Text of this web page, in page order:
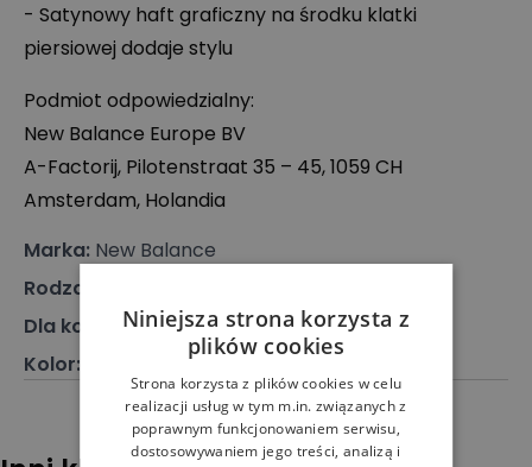
- Satynowy haft graficzny na środku klatki
piersiowej dodaje stylu
Podmiot odpowiedzialny:
New Balance Europe BV
A-Factorij, Pilotenstraat 35 – 45, 1059 CH
Amsterdam, Holandia
Marka: New Balance
Rodzaj
Dla kogo
Dla niej
Kolor:
Niniejsza strona korzysta z
plików cookies
Strona korzysta z plików cookies w celu
realizacji usług w tym m.in. związanych z
poprawnym funkcjonowaniem serwisu,
dostosowywaniem jego treści, analizą i